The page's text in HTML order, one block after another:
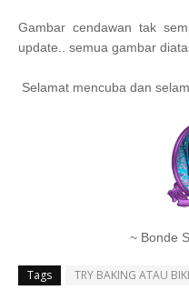
Gambar cendawan tak
update.. semua gambar
Selamat mencuba dan
~ Bonde
Tags TRY BAKING ATAU